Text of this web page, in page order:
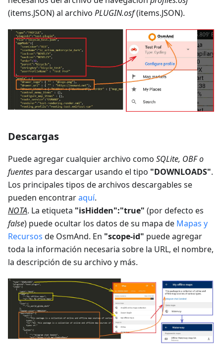
(items.JSON) al archivo PLUGIN.osf(items.JSON).
Descargas
Puede agregar cualquier archivo como SQLite, OBF o
fuentes para descargar usando el tipo "DOWNLOADS".
Los principales tipos de archivos descargables se
pueden encontraraquí.
NOTA. La etiqueta "isHidden":"true" (por defecto es
false) puede ocultar los datos de su mapa de Mapas y
Recursos de OsmAnd. En "scope-id" puede agregar
toda la información necesaria sobre la URL, el nombre,
la descripción de su archivo y más.